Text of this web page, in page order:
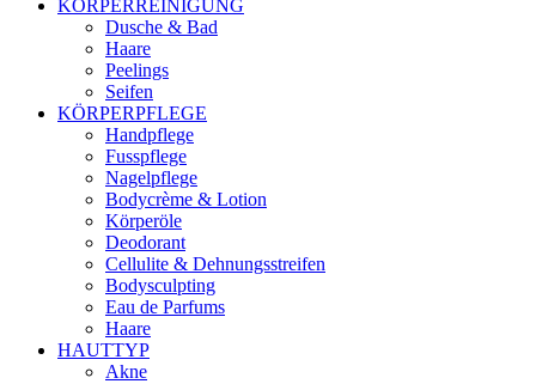
KÖRPERREINIGUNG
Dusche & Bad
Haare
Peelings
Seifen
KÖRPERPFLEGE
Handpflege
Fusspflege
Nagelpflege
Bodycrème & Lotion
Körperöle
Deodorant
Cellulite & Dehnungsstreifen
Bodysculpting
Eau de Parfums
Haare
HAUTTYP
Akne